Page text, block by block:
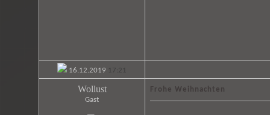
16.12.2019 17:21
Wollust
Gast
Frohe Weihnachten